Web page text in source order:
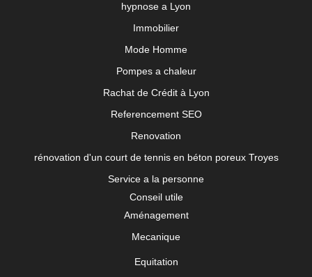
hypnose a Lyon
Immobilier
Mode Homme
Pompes a chaleur
Rachat de Crédit à Lyon
Referencement SEO
Renovation
rénovation d'un court de tennis en béton poreux Troyes
Service a la personne
Conseil utile
Aménagement
Mecanique
Equitation